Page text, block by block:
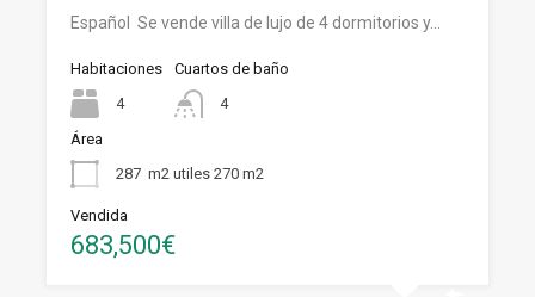
Español Se vende villa de lujo de 4 dormitorios y…
Habitaciones
4
Cuartos de baño
4
Área
287 m2 utiles 270 m2
Vendida
683,500€